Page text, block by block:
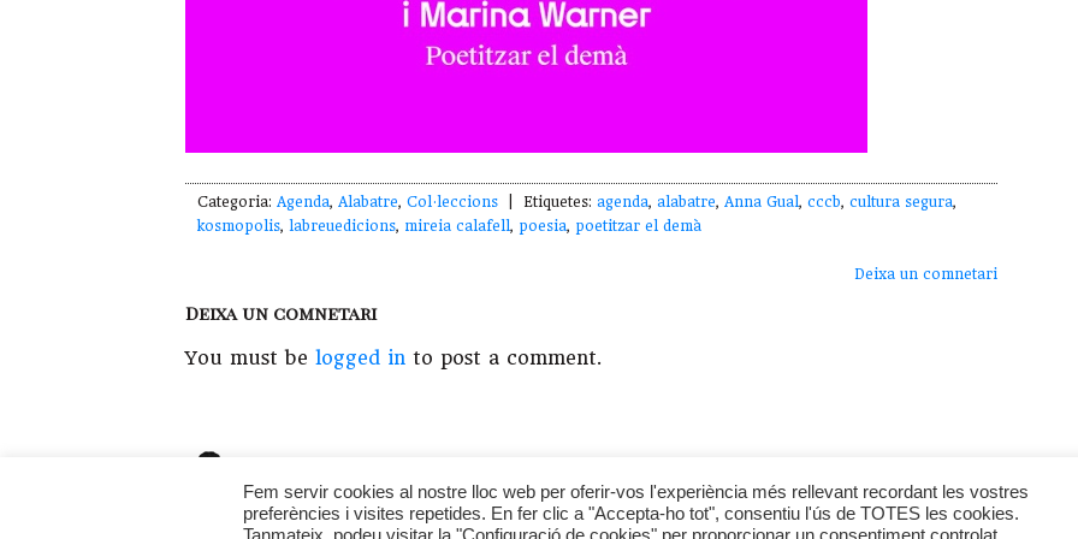
Categoria:Agenda,Alabatre,Col·leccions | Etiquetes:agenda,alabatre,Anna Gual,cccb,cultura segura,
kosmopolis,labreuedicions, mireia calafell, poesia, poetitzar el demà
Deixa un comnetari
Deixa un comnetari
You must belogged in to post a comment.
Fem servir cookies al nostre lloc web per oferir-vos l'experiència més rellevant recordant les vostres
preferències i visites repetides. En fer clic a "Accepta-ho tot", consentiu l'ús de TOTES les cookies.